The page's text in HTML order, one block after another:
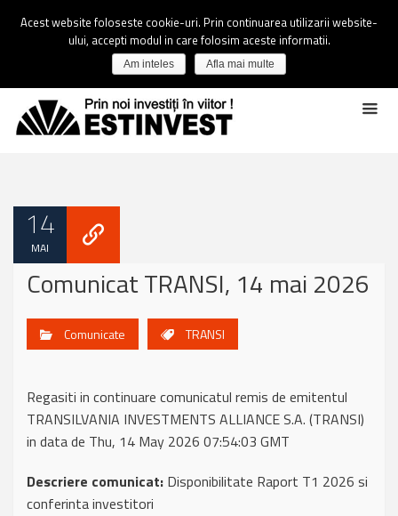
14
MAI
Comunicat TRANSI, 14 mai 2026
Comunicate TRANSI
Regasiti in continuare comunicatul remis de emitentul
TRANSILVANIA INVESTMENTS ALLIANCE S.A. (TRANSI)
in data de Thu, 14 May 2026 07:54:03 GMT
Descriere comunicat: Disponibilitate Raport T1 2026 si
conferinta investitori
Acest website foloseste cookie-uri. Prin continuarea utilizarii website-
ului, accepti modul in care folosim aceste informatii.
Am inteles Afla mai multe